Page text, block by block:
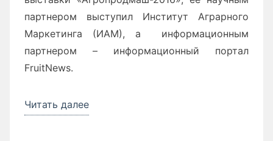
партнером выступил Институт Аграрного
Маркетинга (ИАМ), а информационным
партнером – информационный портал
FruitNews.
Читать далее